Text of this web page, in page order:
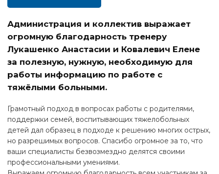
Администрация и коллектив выражает
огромную благодарность тренеру
Лукашенко Анастасии и Ковалевич Елене
за полезную, нужную, необходимую для
работы информацию по работе с
тяжёлыми больными.
Грамотный подход в вопросах работы с родителями,
поддержки семей, воспитывающих тяжелобольных
детей дал образец в подходе к решению многих острых,
но разрешимых вопросов. Спасибо огромное за то, что
ваши специалисты безвозмездно делятся своими
профессиональными умениями.